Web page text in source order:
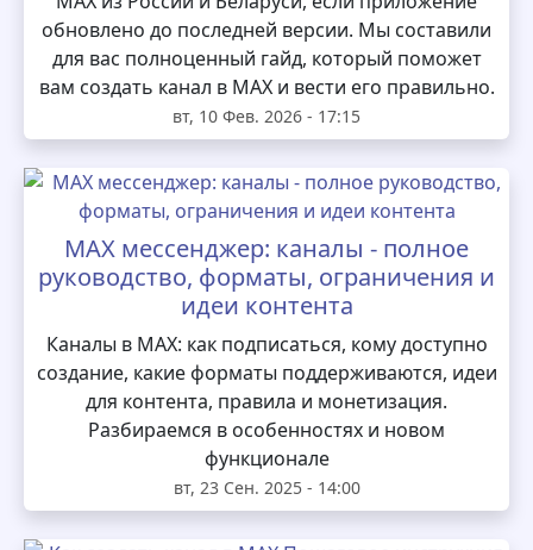
обновлено до последней версии. Мы составили
для вас полноценный гайд, который поможет
вам создать канал в MAX и вести его правильно.
вт, 10 Фев. 2026 - 17:15
MAX мессенджер: каналы - полное
руководство, форматы, ограничения и
идеи контента
Каналы в MAX: как подписаться, кому доступно
создание, какие форматы поддерживаются, идеи
для контента, правила и монетизация.
Разбираемся в особенностях и новом
функционале
вт, 23 Сен. 2025 - 14:00